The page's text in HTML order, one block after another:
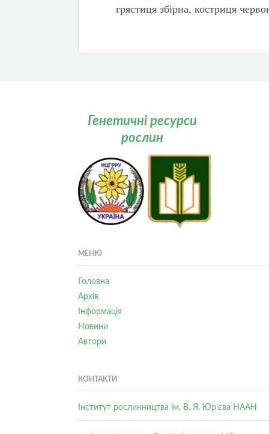
грястиця збірна, костриця
Генетичні ресурси
рослин
МЕНЮ
Головна
Архів
Інформація
Новини
Автори
КОНТАКТИ
Інститут рослинництва ім. В. Я. Юр’єва НААН